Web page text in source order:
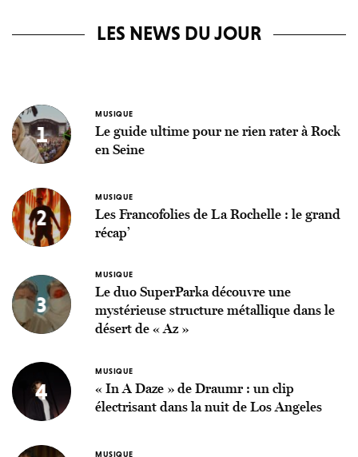
LES NEWS DU JOUR
1
MUSIQUE
Le guide ultime pour ne rien rater à Rock
en Seine
2
MUSIQUE
Les Francofolies de La Rochelle : le grand
récap’
3
MUSIQUE
Le duo SuperParka découvre une
mystérieuse structure métallique dans le
désert de « Az »
4
MUSIQUE
« In A Daze » de Draumr : un clip
électrisant dans la nuit de Los Angeles
MUSIQUE